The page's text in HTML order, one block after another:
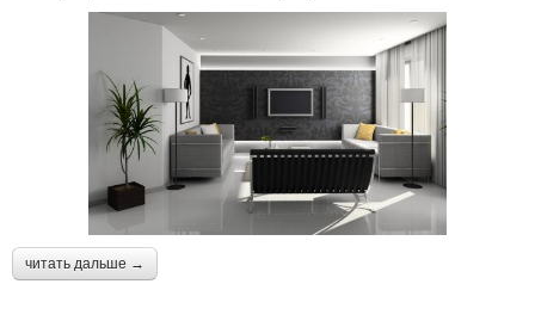
читать дальше →